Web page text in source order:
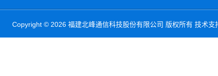
Copyright © 2026 福建北峰通信科技股份有限公司 版权所有 技术支